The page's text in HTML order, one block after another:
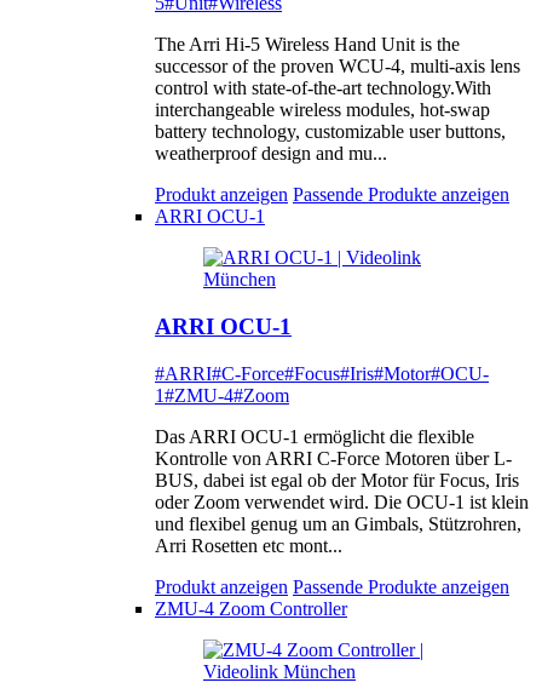
The Arri Hi-5 Wireless Hand Unit is the
successor of the proven WCU-4, multi-axis lens
control with state-of-the-art technology.With
interchangeable wireless modules, hot-swap
battery technology, customizable user buttons,
weatherproof design and mu...
Produkt anzeigen Passende Produkte anzeigen
ARRI OCU-1
ARRI OCU-1
#ARRI#C-Force#Focus#Iris#Motor#OCU-
1#ZMU-4#Zoom
Das ARRI OCU-1 ermöglicht die flexible
Kontrolle von ARRI C-Force Motoren über L-
BUS, dabei ist egal ob der Motor für Focus, Iris
oder Zoom verwendet wird. Die OCU-1 ist klein
und flexibel genug um an Gimbals, Stützrohren,
Arri Rosetten etc mont...
Produkt anzeigen Passende Produkte anzeigen
ZMU-4 Zoom Controller